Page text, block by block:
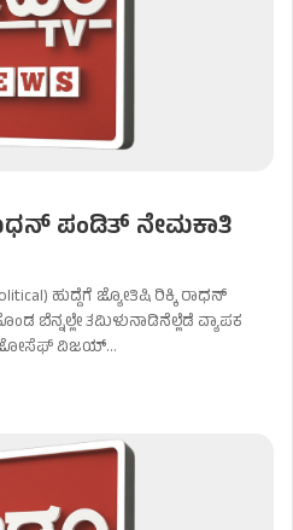
ಪಂಡಿತ್ ನೇಮಕಾತಿ
ಹುದ್ದೆಗೆ ಜ್ಯೋತಿಷಿ ರಿಕ್ಕಿ ರಾಧನ್
ಬೆನ್ನಲ್ಲೇ ತಮಿಳುನಾಡಿನೆಲ್ಲೆಡೆ ವ್ಯಾಪಕ
ಜೋಸೆಫ್ ವಿಜಯ್…